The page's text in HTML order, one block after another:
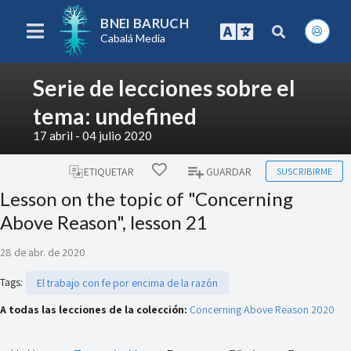
BNEI BARUCH
Cabalá Media
Serie de lecciones sobre el
tema: undefined
17 abril - 04 julio 2020
ETIQUETAR GUARDAR SUSCRIBIRME
Lesson on the topic of "Concerning
Above Reason", lesson 21
28 de abr. de 2020
Tags:
El trabajo con fe por encima de la razón
A todas las lecciones de la colección: Concerning Above Reason 2020